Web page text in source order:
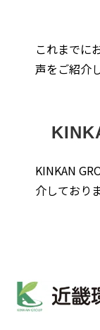
これまでに
声をご紹介
KINKAN
介しておりま